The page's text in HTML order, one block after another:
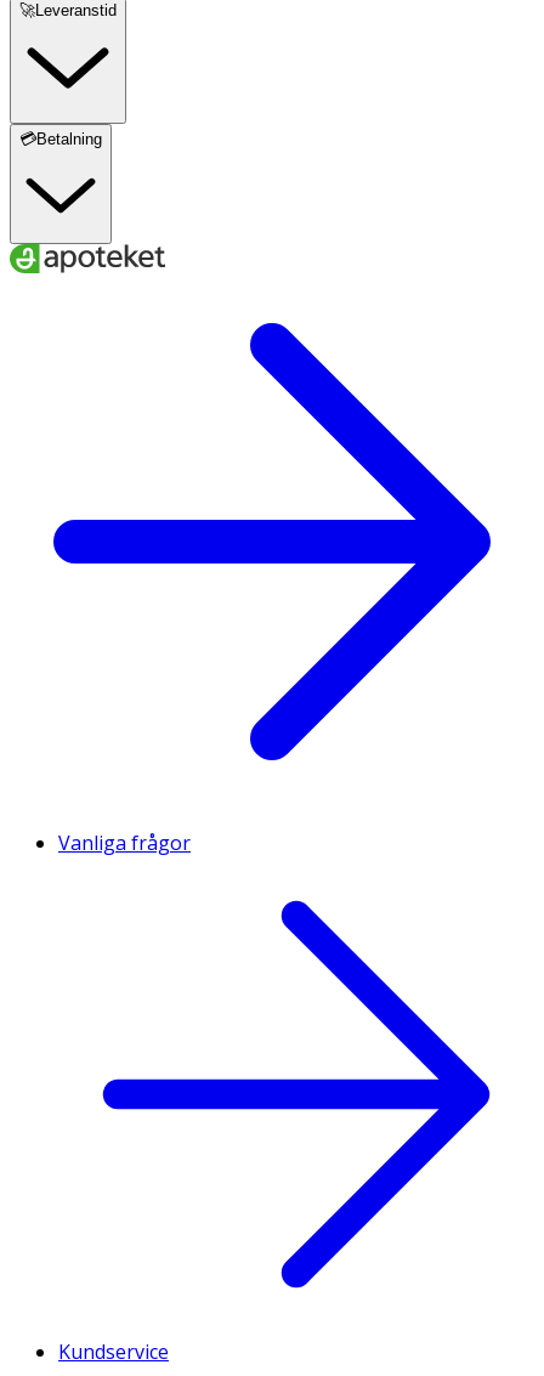
🚀Leveranstid
💳Betalning
Vanliga frågor
Kundservice